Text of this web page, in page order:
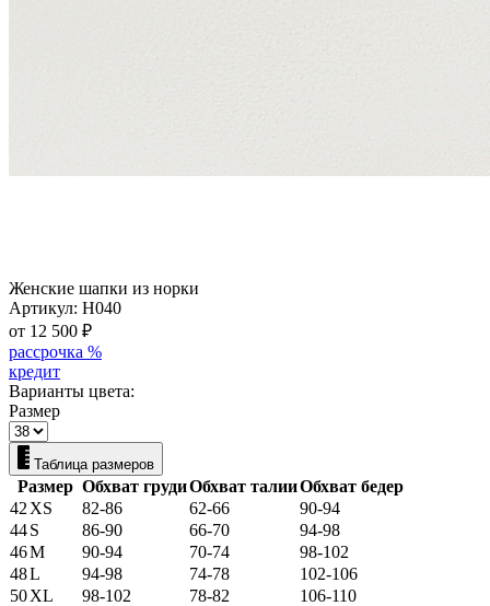
Женские шапки из норки
Артикул: Н040
от 12 500 ₽
рассрочка %
кредит
Варианты цвета:
Размер
Таблица размеров
Размер Обхват грудиОбхват талииОбхват бедер
42 XS 82-86 62-66
90-94
44S 86-90 66-70
94-98
46M 90-94 70-74
98-102
48L 94-98 74-78
102-106
50XL 98-102 78-82
106-110